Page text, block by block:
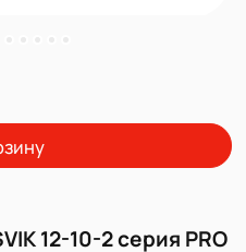
12-10-2 серия PRO